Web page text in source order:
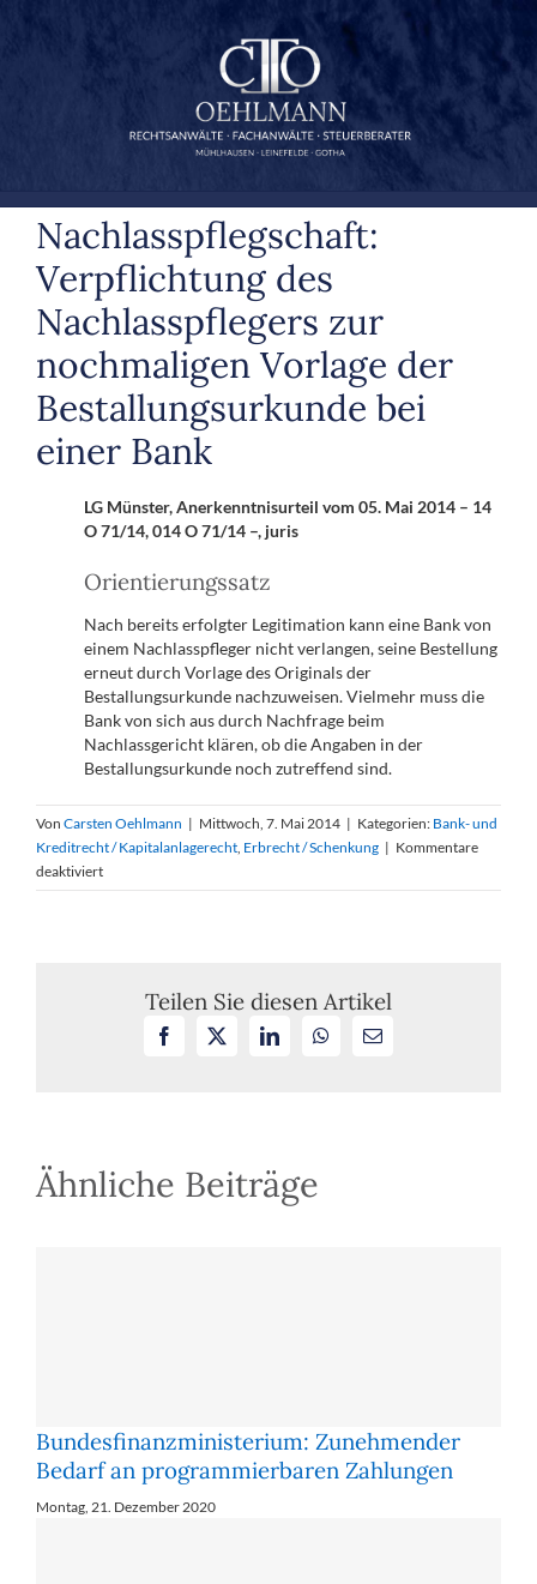
Nachlasspflegschaft:
Verpflichtung des
Nachlasspflegers zur
nochmaligen Vorlage der
Bestallungsurkunde bei
einer Bank
LG Münster, Anerkenntnisurteil vom 05. Mai 2014 – 14
O 71/14, 014 O 71/14 –, juris
Orientierungssatz
Nach bereits erfolgter Legitimation kann eine Bank von
einem Nachlasspfleger nicht verlangen, seine Bestellung
erneut durch Vorlage des Originals der
Bestallungsurkunde nachzuweisen. Vielmehr muss die
Bank von sich aus durch Nachfrage beim
Nachlassgericht klären, ob die Angaben in der
Bestallungsurkunde noch zutreffend sind.
Von Carsten Oehlmann | Mittwoch, 7. Mai 2014 | Kategorien: Bank- und
Kreditrecht / Kapitalanlagerecht, Erbrecht / Schenkung | Kommentare
deaktiviertfür
Nachlasspflegschaft:
nochmaligenTeilen Sie diesen Artikel
Facebook LinkedInWhatsApp
E-
Ähnliche Beiträge
Bundesfinanzministerium: Zu­neh­men­der
Be­darf an pro­gram­mier­ba­ren Zah­lun­gen
Montag, 21. Dezember 2020